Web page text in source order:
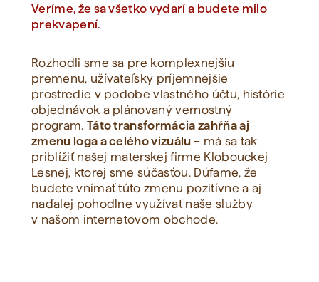
Veríme, že sa všetko vydarí a budete milo
prekvapení.
Rozhodli sme sa pre komplexnejšiu
premenu, užívateľsky príjemnejšie
prostredie v podobe vlastného účtu, histórie
objednávok a plánovaný vernostný
program. Táto transformácia zahŕňa aj
zmenu loga a celého vizuálu – má sa tak
priblížiť našej materskej firme Klobouckej
Lesnej, ktorej sme súčasťou. Dúfame, že
budete vnímať túto zmenu pozitívne a aj
naďalej pohodlne využívať naše služby
v našom internetovom obchode.